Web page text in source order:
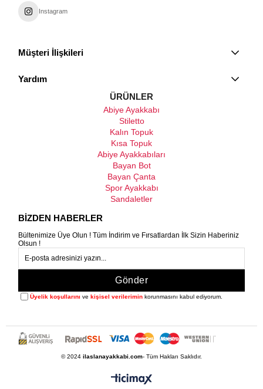
Instagram
Müşteri İlişkileri
Yardım
ÜRÜNLER
Abiye Ayakkabı
Stiletto
Kalın Topuk
Kısa Topuk
Abiye Ayakkabıları
Bayan Bot
Bayan Çanta
Spor Ayakkabı
Sandaletler
BİZDEN HABERLER
Bültenimize Üye Olun ! Tüm İndirim ve Fırsatlardan İlk Sizin Haberiniz
Olsun !
Gönder
Üyelik koşullarını vekişisel verilerimin korunmasını kabul ediyorum.
© 2024 ilaslanayakkabi.com- Tüm Hakları Saklıdır.